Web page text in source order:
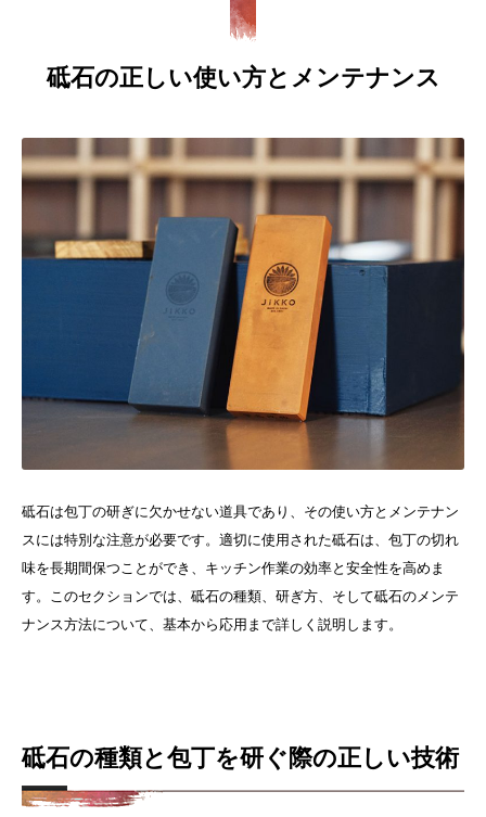
砥石の正しい使い方とメンテナンス
砥石は包丁の研ぎに欠かせない道具であり、その使い方とメンテナン
スには特別な注意が必要です。適切に使用された砥石は、包丁の切れ
味を長期間保つことができ、キッチン作業の効率と安全性を高めま
す。このセクションでは、砥石の種類、研ぎ方、そして砥石のメンテ
ナンス方法について、基本から応用まで詳しく説明します。
砥石の種類と包丁を研ぐ際の正しい技術